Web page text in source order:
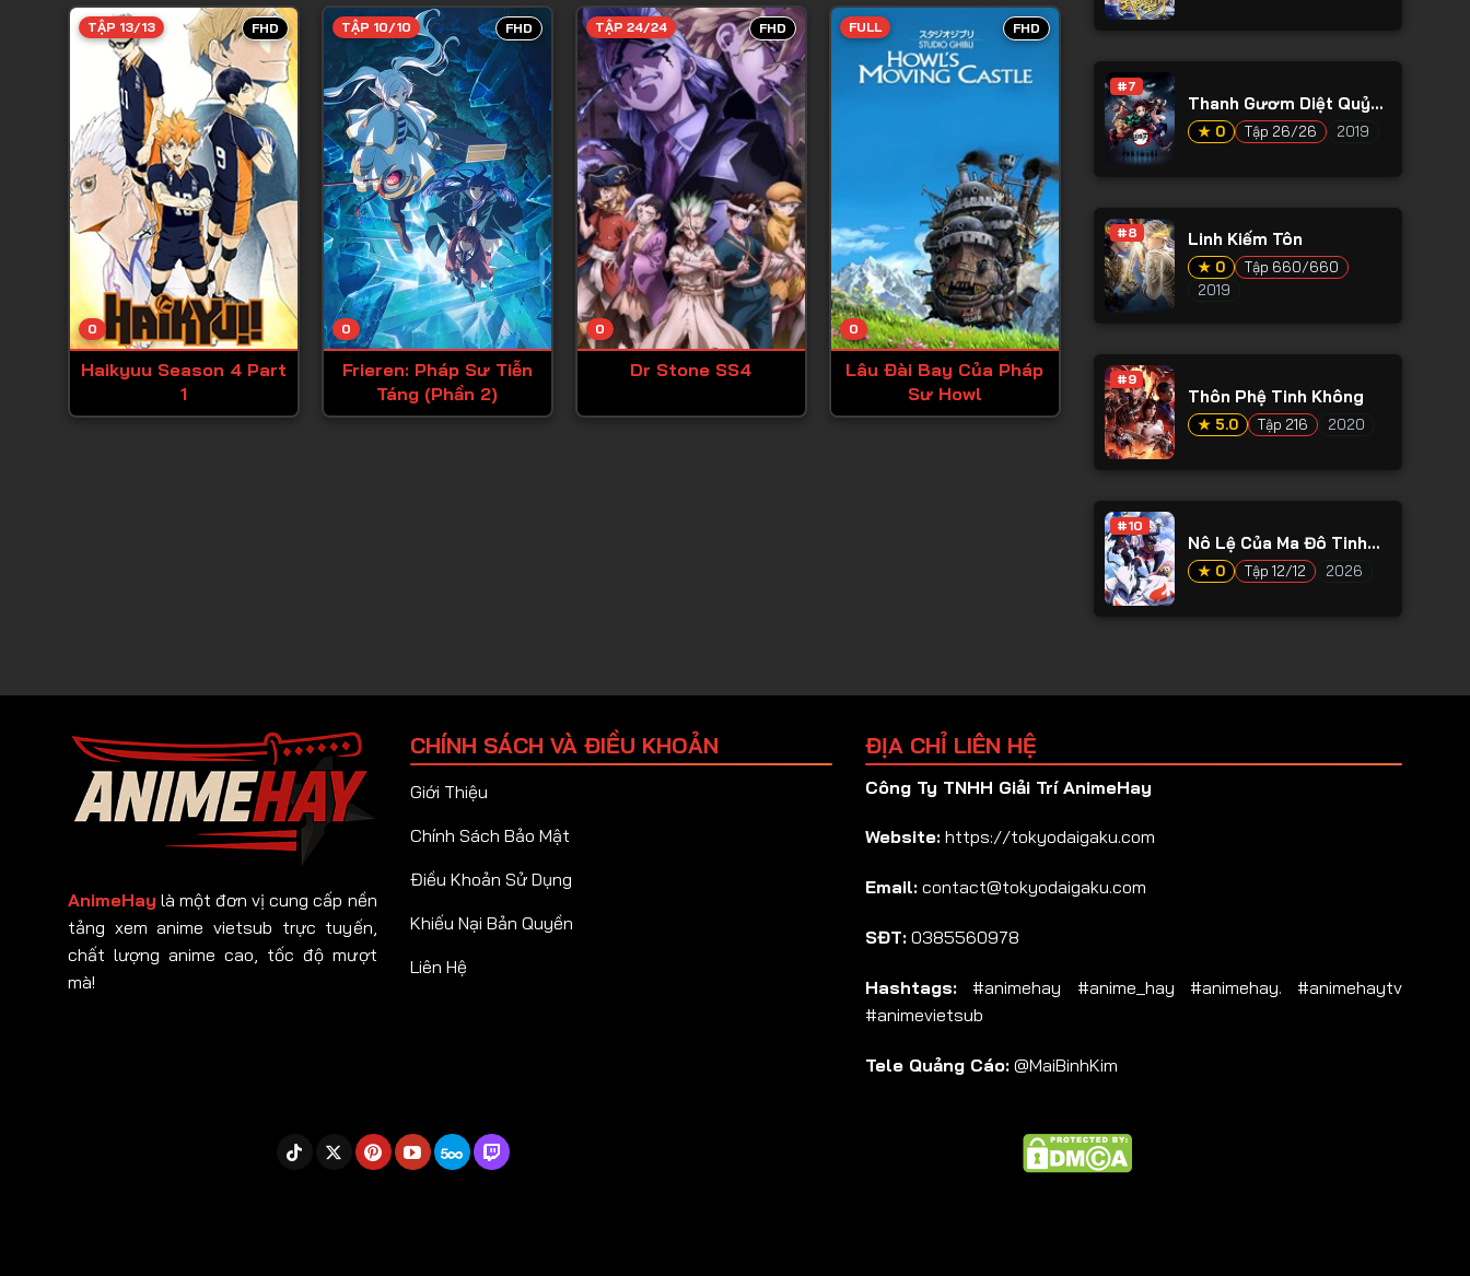
Tập 18
Tập 19
Tập 20
Tập 21
Tập 22
Tập 23
Tập 24
Tập 25
Tập 26
Tập 28
Tập 36
Tập 37
Tập 39
Tập 40
Tập 41
FHD
0
TẬP 13/13
Haikyuu Season 4 Part
1
FHD
0
TẬP 10/10
Frieren: Pháp Sư Tiễn
Táng (Phần 2)
FHD
0
TẬP 24/24
Dr Stone SS4
FHD
0
FULL
Lâu Đài Bay Của Pháp
Sư Howl
#7
Thanh Gươm Diệt Quỷ
Phần 1
★ 0 Tập 26/26 2019
#8 Linh Kiếm Tôn
★ 0
Tập 660/660
2019
#9
Thôn Phệ Tinh Không
★ 5.0 Tập 216 2020
#10
Nô Lệ Của Ma Đô Tinh
Binh (Phần 2)
★ 0 Tập 12/12 2026
AnimeHay là một đơn vị cung cấp nền
tảng xem anime vietsub trực tuyến,
chất lượng anime cao, tốc độ mượt
mà!
CHÍNH SÁCH VÀ ĐIỀU KHOẢN
Giới Thiệu
Chính Sách Bảo Mật
Điều Khoản Sử Dụng
Khiếu Nại Bản Quyền
Liên Hệ
ĐỊA CHỈ LIÊN HỆ
Công Ty TNHH Giải Trí AnimeHay
Website: https://tokyodaigaku.com
Email: contact@tokyodaigaku.com
SĐT: 0385560978
Hashtags: #animehay #anime_hay #animehay. #animehaytv
#animevietsub
Tele Quảng Cáo: @MaiBinhKim